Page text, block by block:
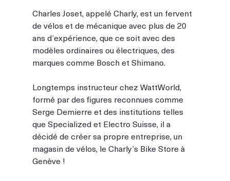
Charles Joset, appelé Charly, est un fervent
de vélos et de mécanique avec plus de 20
ans d’expérience, que ce soit avec des
modèles ordinaires ou électriques, des
marques comme Bosch et Shimano.
Longtemps instructeur chez WattWorld,
formé par des figures reconnues comme
Serge Demierre et des institutions telles
que Specialized et Electro Suisse, il a
décidé de créer sa propre entreprise, un
magasin de vélos, le Charly’s Bike Store à
Genève !